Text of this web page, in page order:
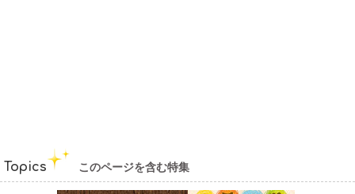
Topics このページを含む特集